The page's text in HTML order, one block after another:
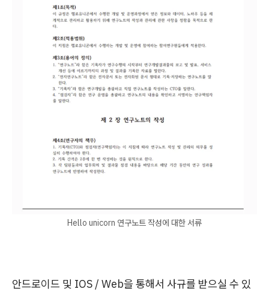
Hello unicorn 연구노트 작성에 대한 서류
안드로이드 및 IOS / Web을 통해서 사규를 받으실 수 있